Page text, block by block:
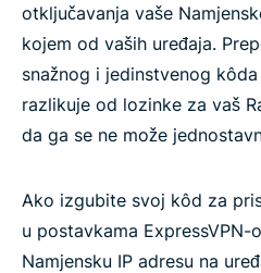
otključavanja vaše
kojem od vaših uređaja.
snažnog i jedinstvenog
razlikuje od lozinke za vaš
da ga se ne može
Ako izgubite svoj kôd za
u postavkama ExpressVPN-
Namjensku IP adresu na